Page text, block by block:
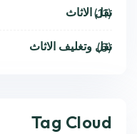
نقل الاثاث
(11)
نقل وتغليف الاثاث
(6)
Tag Cloud